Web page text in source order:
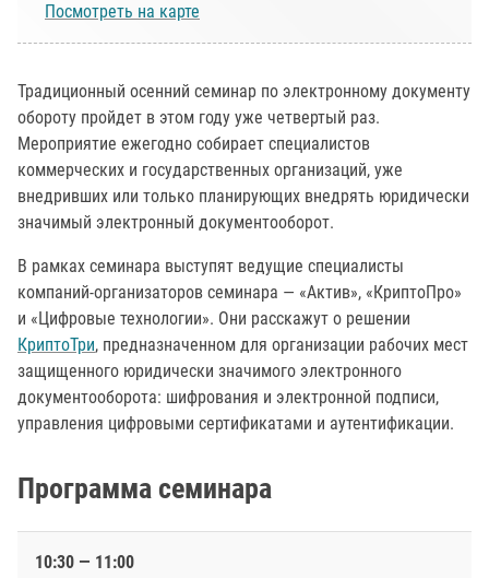
Посмотреть на карте
Традиционный осенний семинар по электронному документу
обороту пройдет в этом году уже четвертый раз.
Мероприятие ежегодно собирает специалистов
коммерческих и государственных организаций, уже
внедривших или только планирующих внедрять юридически
значимый электронный документооборот.
В рамках семинара выступят ведущие специалисты
компаний-организаторов семинара — «Актив», «КриптоПро»
и «Цифровые технологии». Они расскажут о решении
КриптоТри, предназначенном для организации рабочих мест
защищенного юридически значимого электронного
документооборота: шифрования и электронной подписи,
управления цифровыми сертификатами и аутентификации.
Программа семинара
10:30 — 11:00